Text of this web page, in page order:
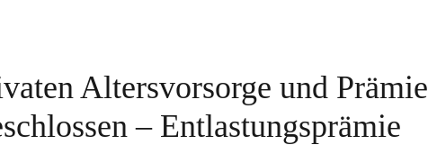
Altersvorsorge und Prämie
– Entlastungsprämie